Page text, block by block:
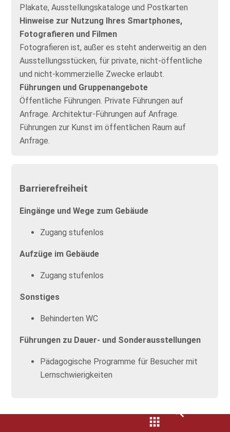
Plakate, Ausstellungskataloge und Postkarten
Hinweise zur Nutzung Ihres Smartphones,
Fotografieren und Filmen
Fotografieren ist, außer es steht anderweitig an den
Ausstellungsstücken, für private, nicht-öffentliche
und nicht-kommerzielle Zwecke erlaubt.
Führungen und Gruppenangebote
Öffentliche Führungen. Private Führungen auf
Anfrage. Architektur-Führungen auf Anfrage.
Führungen zur Kunst im öffentlichen Raum auf
Anfrage.
Barrierefreiheit
Eingänge und Wege zum Gebäude
Zugang stufenlos
Aufzüge im Gebäude
Zugang stufenlos
Sonstiges
Behinderten WC
Führungen zu Dauer- und Sonderausstellungen
Pädagogische Programme für Besucher mit
Lernschwierigkeiten